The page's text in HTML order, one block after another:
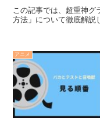
この記事では、超重神
方法」について徹底解説
アニメ